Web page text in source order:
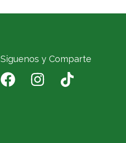
Siguenos y Comparte